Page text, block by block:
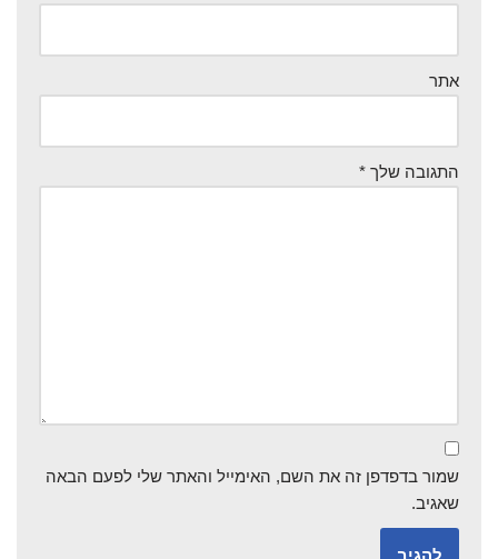
אתר
התגובה שלך *
שמור בדפדפן זה את השם, האימייל והאתר שלי לפעם הבאה
שאגיב.